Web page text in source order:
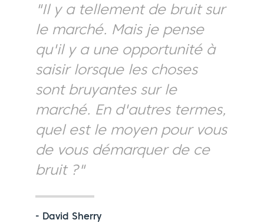
"Il y a tellement de bruit sur
le marché. Mais je pense
qu'il y a une opportunité à
saisir lorsque les choses
sont bruyantes sur le
marché. En d'autres termes,
quel est le moyen pour vous
de vous démarquer de ce
bruit ?"
- David Sherry